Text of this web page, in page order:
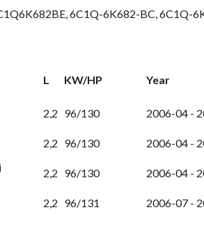
6C1Q-6K682-BC,6C1Q-
L KW/HP Year
2,2 96/130 2006-04 -
2,2 96/130 2006-04 -
2,2 96/130 2006-04 -
2,2 96/131 2006-07 -